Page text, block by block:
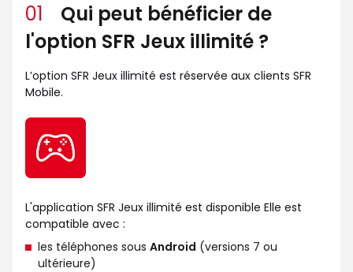
01
Qui peut bénéficier de
l'option SFR Jeux illimité ?
L’option SFR Jeux illimité est réservée aux clients SFR
Mobile.
L'application SFR Jeux illimité est disponible Elle est
compatible avec :
les téléphones sous Android (versions 7 ou
ultérieure)